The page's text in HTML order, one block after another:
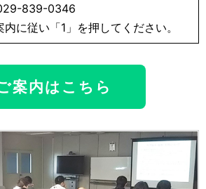
839-0346
に従い「1」を押してください。
案内はこちら